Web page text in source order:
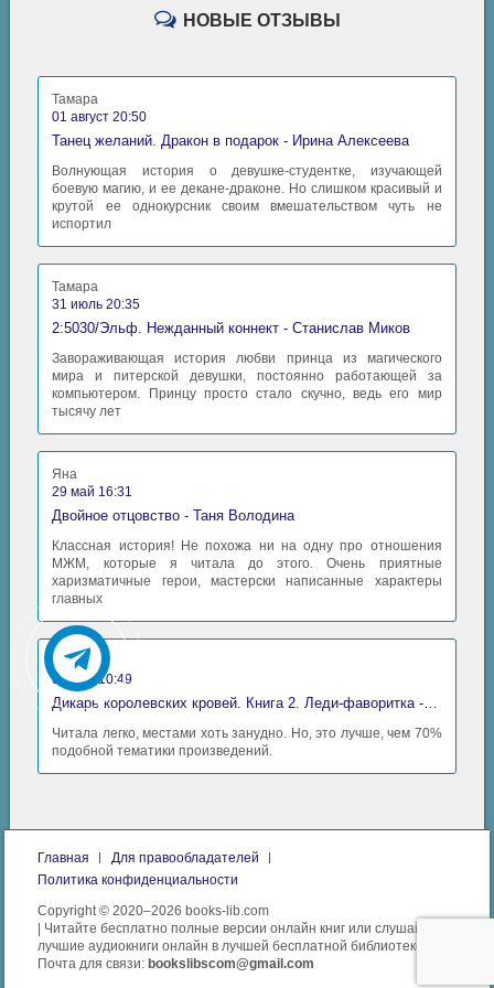
НОВЫЕ ОТЗЫВЫ
Тамара
01 август 20:50
Танец желаний. Дракон в подарок - Ирина Алексеева
Волнующая история о девушке-студентке, изучающей
боевую магию, и ее декане-драконе. Но слишком красивый и
крутой ее однокурсник своим вмешательством чуть не
испортил
Тамара
31 июль 20:35
2:5030/Эльф. Нежданный коннект - Станислав Миков
Завораживающая история любви принца из магического
мира и питерской девушки, постоянно работающей за
компьютером. Принцу просто стало скучно, ведь его мир
тысячу лет
Яна
29 май 16:31
Двойное отцовство - Таня Володина
Классная история! Не похожа ни на одну про отношения
МЖМ, которые я читала до этого. Очень приятные
харизматичные герои, мастерски написанные характеры
главных
Аида
06 май 10:49
Читала легко, местами хоть занудно. Но, это лучше, чем 70%
подобной тематики произведений.
Главная
Для правообладателей
Политика конфиденциальности
Copyright © 2020–2026 books-lib.com
| Читайте бесплатно полные версии онлайн книг или слушайте
лучшие аудиокниги онлайн в лучшей бесплатной библиотеке.
Почта для связи:bookslibscom@gmail.com